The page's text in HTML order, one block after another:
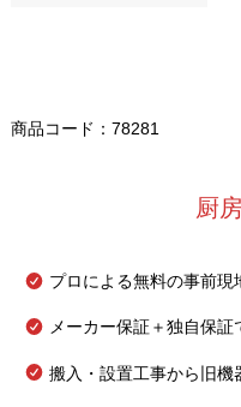
商品コード：78281
厨
プロによる無料の事前現
メーカー保証＋独自保証
搬入・設置工事から旧機